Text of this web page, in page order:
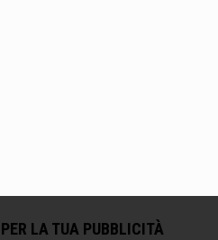
PER LA TUA PUBBLICITÀ